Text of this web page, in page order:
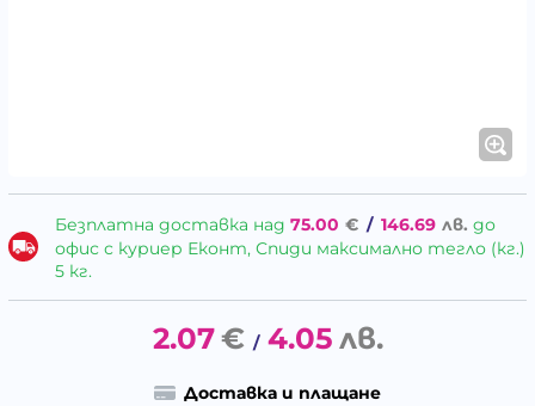
Безплатна доставка над 75.00 € / 146.69 лв. до
офис с куриер Еконт, Спиди максимално тегло (кг.)
5 кг.
2.07€ / 4.05 лв.
Доставка и плащане